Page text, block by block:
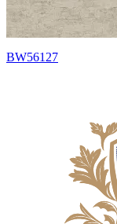
BW56127